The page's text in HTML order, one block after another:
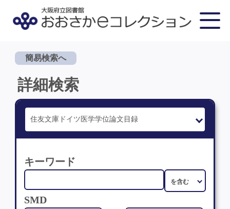
簡易検索へ
詳細検索
キーワード
SMD